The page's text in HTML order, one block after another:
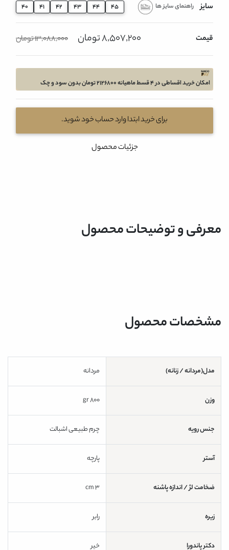
سایز راهنمای سایز ها 43 44 45
قیمت 8,507,200 تومان 13,088,000 تومان
امکان خرید اقساطی در 4 قسط ماهیانه 2126800 تومان بدون سود و چک
برای خرید ابتدا وارد حساب خود شوید.
جزئیات محصول
معرفی و توضیحات محصول
مشخصات محصول
مدل(مردانه / زنانه) مردانه
وزن 800 gr
جنس رویه چرم طبیعی اشبالت
آستر پارچه
ضخامت لژ / اندازه پاشنه
زیره رابر
دکتر پاندورا خیر